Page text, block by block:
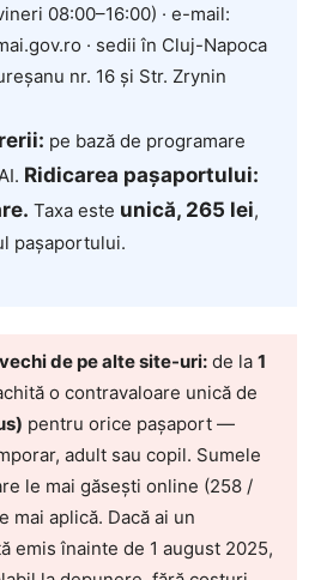
08:00–16:00) · e-mail:
· sedii în Cluj-Napoca
nr. 16 și Str. Zrynin
pe bază de programare
Ridicarea pașaportului:
Taxa este unică, 265 lei,
pașaportului.
de pe alte site-uri: de la 1
o contravaloare unică de
pentru orice pașaport —
adult sau copil. Sumele
le mai găsești online (258 /
mai aplică. Dacă ai un
emis înainte de 1 august 2025,